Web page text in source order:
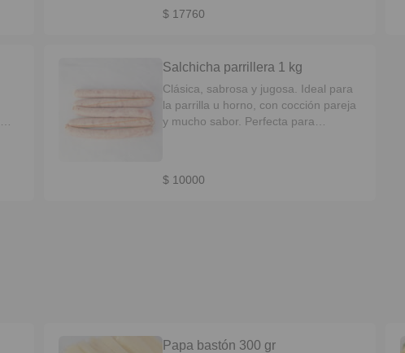
$ 17760
Salchicha parrillera 1 kg
Clásica, sabrosa y jugosa. Ideal para
la parrilla u horno, con cocción pareja
y mucho sabor. Perfecta para
$ 10000
Papa bastón 300 gr